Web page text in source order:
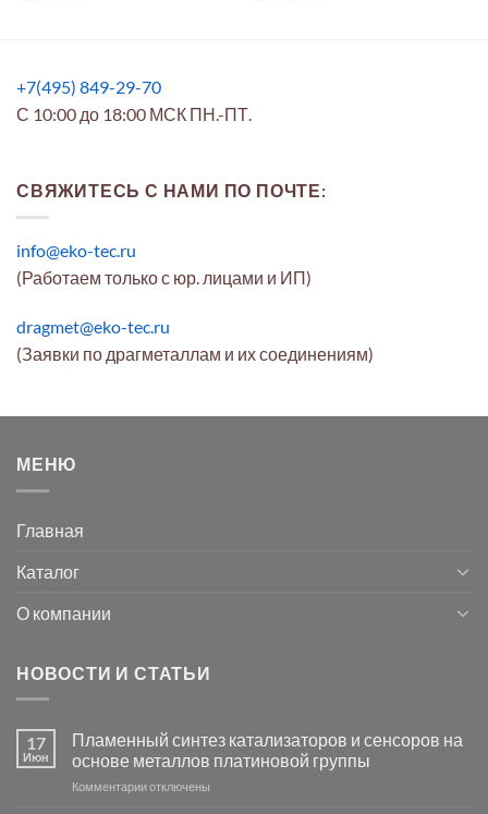
+7(495) 849-29-70
С 10:00 до 18:00 МСК ПН.-ПТ.
СВЯЖИТЕСЬ С НАМИ ПО ПОЧТЕ:
info@eko-tec.ru
(Работаем только с юр. лицами и ИП)
dragmet@eko-tec.ru
(Заявки по драгметаллам и их соединениям)
МЕНЮ
Главная
Каталог
О компании
НОВОСТИ И СТАТЬИ
17
Июн
Пламенный синтез катализаторов и сенсоров на
основе металлов платиновой группы
Комментариикотключены